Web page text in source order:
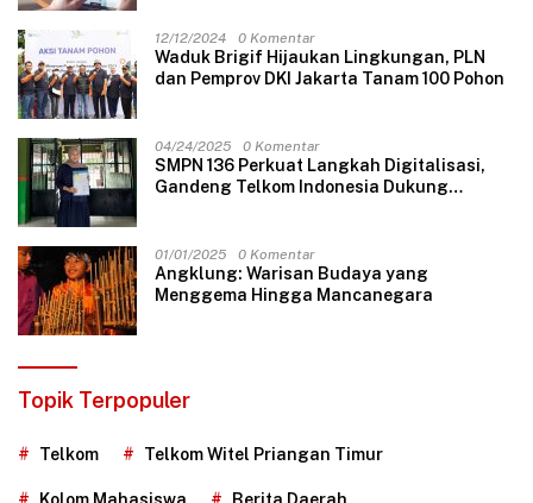
12/12/2024 0 Komentar
Waduk Brigif Hijaukan Lingkungan, PLN
dan Pemprov DKI Jakarta Tanam 100 Pohon
04/24/2025 0 Komentar
SMPN 136 Perkuat Langkah Digitalisasi,
Gandeng Telkom Indonesia Dukung
01/01/2025 0 Komentar
Angklung: Warisan Budaya yang
Menggema Hingga Mancanegara
Topik Terpopuler
Telkom Telkom Witel Priangan Timur